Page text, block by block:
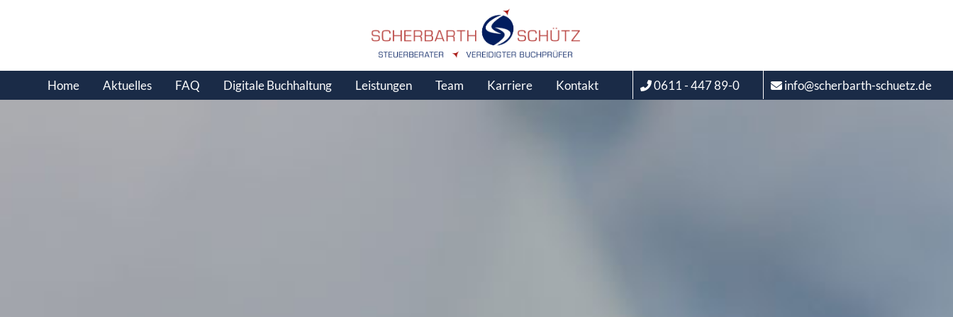
Home Aktuelles FAQ Digitale Buchhaltung Leistungen Team Karriere Kontakt 0611 - 447 89-0 info@scherbarth-schuetz.de